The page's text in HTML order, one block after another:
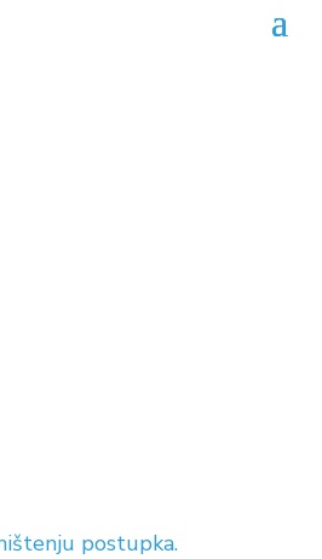
postupka.